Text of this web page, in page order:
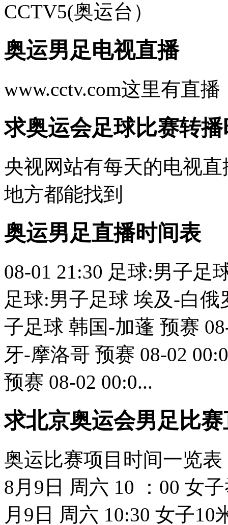
CCTV5(奥运台）
奥运男足电视直播
www.cctv.com这里有直播
求奥运会足球比赛转
央视网站有每天的电视
地方都能找到
奥运男足直播时间表
08-01 21:30 足球:男子足
足球:男子足球 埃及-白俄
子足球 韩国-加蓬 预赛
牙-摩洛哥 预赛 08-02
预赛 08-02 00:0...
求北京奥运会男足比
奥运比赛项目时间一览
8月9日 周六 10 ：00 女
月9日 周六 10:30 女子